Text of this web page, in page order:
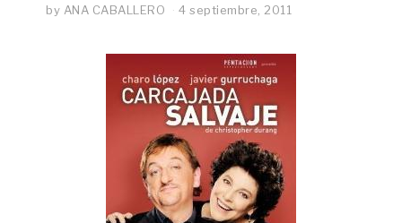
by ANA CABALLERO 4 septiembre, 2011